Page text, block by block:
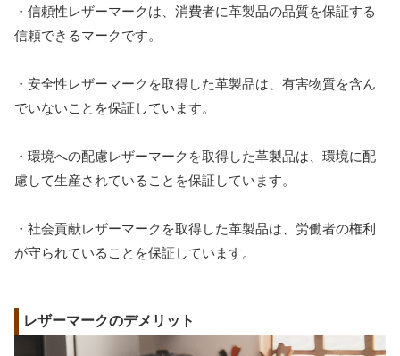
・信頼性レザーマークは、消費者に革製品の品質を保証する
信頼できるマークです。
・安全性レザーマークを取得した革製品は、有害物質を含ん
でいないことを保証しています。
・環境への配慮レザーマークを取得した革製品は、環境に配
慮して生産されていることを保証しています。
・社会貢献レザーマークを取得した革製品は、労働者の権利
が守られていることを保証しています。
レザーマークのデメリット